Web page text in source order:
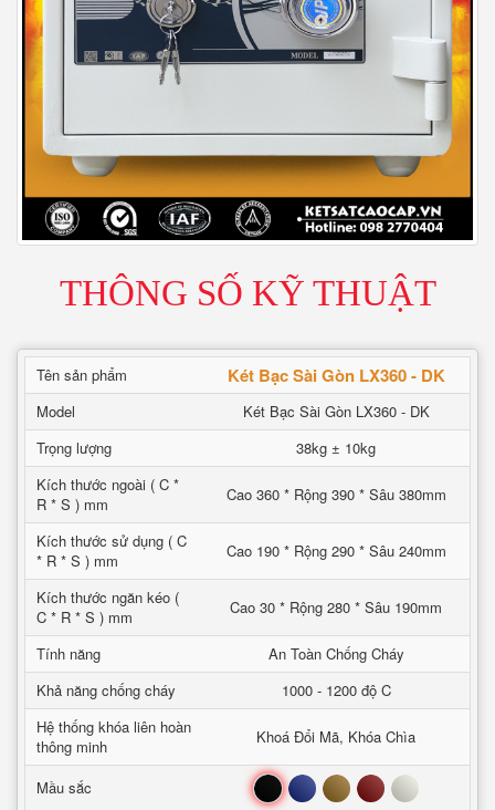
THÔNG SỐ KỸ THUẬT
Tên sản phẩm Két Bạc Sài Gòn LX360 - DK
Model
Két Bạc Sài Gòn LX360 - DK
Trọng lượng
38kg ± 10kg
Kích thước ngoài ( C *
R * S ) mm
Cao 360 * Rộng 390 * Sâu 380mm
Kích thước sử dụng ( C
* R * S ) mm
Cao 190 * Rộng 290 * Sâu 240mm
Kích thước ngăn kéo (
C * R * S ) mm
Cao 30 * Rộng 280 * Sâu 190mm
Tính năng
An Toàn Chống Cháy
Khả năng chống cháy
1000 - 1200 độ C
Hệ thống khóa liên hoàn
thông minh
Khoá Đổi Mã, Khóa Chìa
Mầu sắc Đen Xanh Nâu Đỏ Trắng